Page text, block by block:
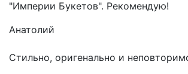
"Империи Букетов". Рекомендую!
Анатолий
Стильно, оригенально и